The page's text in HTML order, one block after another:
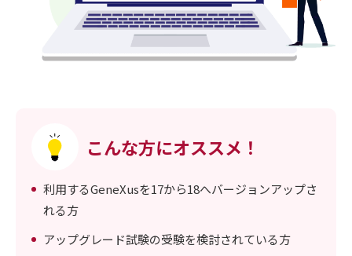
こんな方にオススメ！
利用するGeneXusを17から18へバージョンアップさ
れる方
アップグレード試験の受験を検討されている方